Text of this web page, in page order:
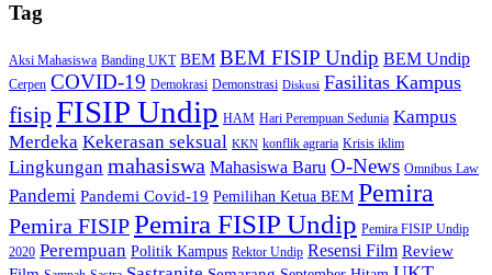
Tag
Aksi Mahasiswa Banding UKT BEM BEM FISIP Undip BEM Undip
Cerpen COVID-19 Demokrasi Demonstrasi Diskusi Fasilitas Kampus
fisipFISIP Undip HAM Hari Perempuan Sedunia Kampus
Merdeka Kekerasan seksual KKN konflik agraria Krisis iklim
Lingkungan mahasiswa Mahasiswa Baru O-News Omnibus Law
Pandemi Pandemi Covid-19 Pemilihan Ketua BEM Pemira
Pemira FISIPPemira FISIP Undip Pemira FISIP Undip
2020 Perempuan Politik Kampus Rektor Undip Resensi Film Review